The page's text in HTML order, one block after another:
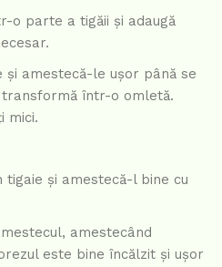
o parte a tigăii și adaugă
și amestecă-le ușor până se
într-o omletă.
mici.
tigaie și amestecă-l bine cu
amestecând
este bine încălzit și ușor